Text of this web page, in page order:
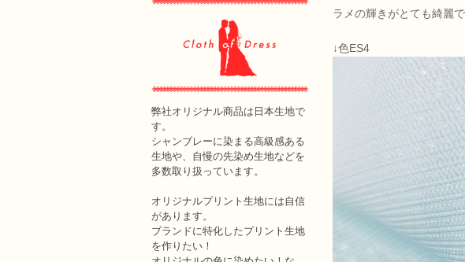
ラメの輝きがとても綺麗
↓色ES4
弊社オリジナル商品は日本生地で
す。
シャンブレーに染まる高級感ある
生地や、自慢の先染め生地などを
多数取り扱っています。
オリジナルプリント生地には自信
があります。
ブランドに特化したプリント生地
を作りたい！